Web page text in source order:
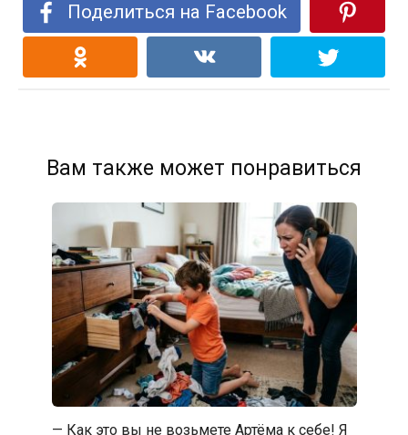
Поделиться на Facebook
Вам также может понравиться
— Как это вы не возьмете Артёма к себе! Я